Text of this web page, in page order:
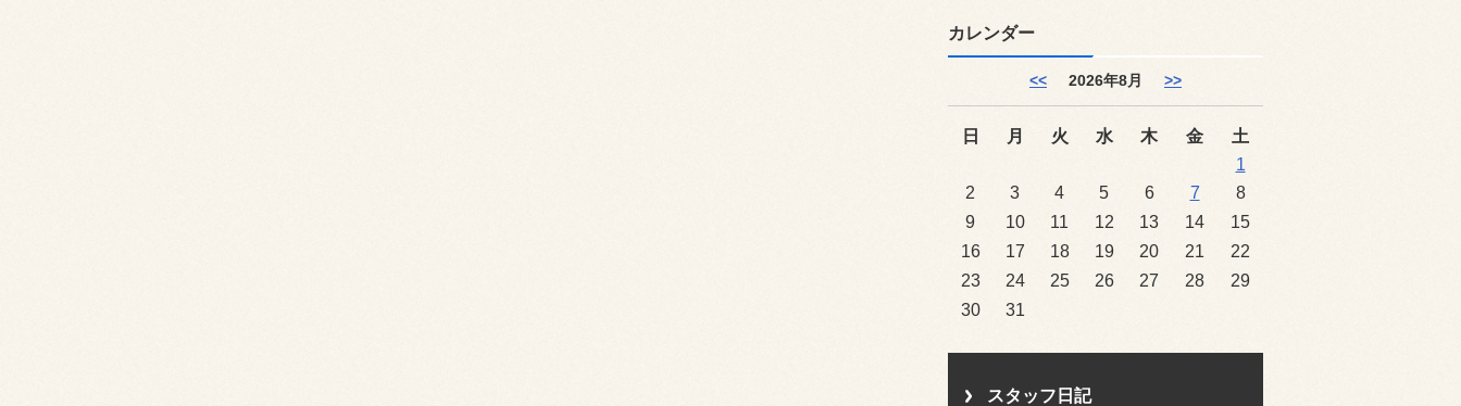
カレンダー
<< 2026年8月 >>
日 月 火 水 木 金
土
1
2
3 4 5 6 7
8
9
10 11 12 13 14
15
16
17 18 19 20 21
22
23
24 25 26 27 28
29
30
31
スタッフ日記